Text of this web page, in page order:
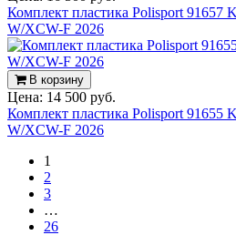
Комплект пластика Polisport
W/XCW-F 2026
В корзину
Цена: 14 500 руб.
Комплект пластика Polisport
W/XCW-F 2026
1
2
3
…
26